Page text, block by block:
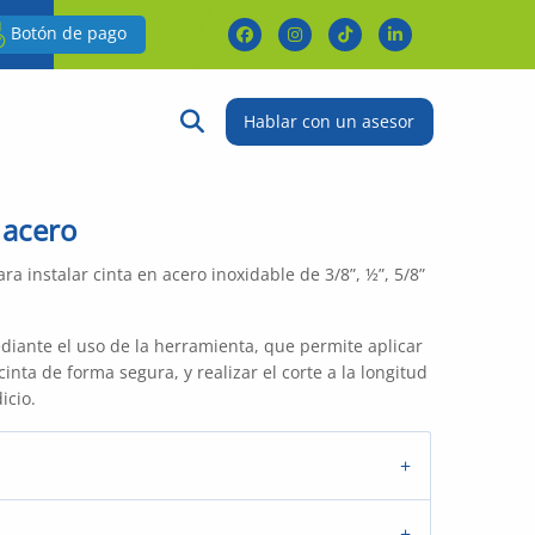
Botón de pago
Buscar:
Botón de búsquedaHablar con un asesor
instalar cinta en acero inoxidable de 3/8”, ½”, 5/8”
el uso de la herramienta, que permite aplicar
de forma segura, y realizar el corte a la longitud